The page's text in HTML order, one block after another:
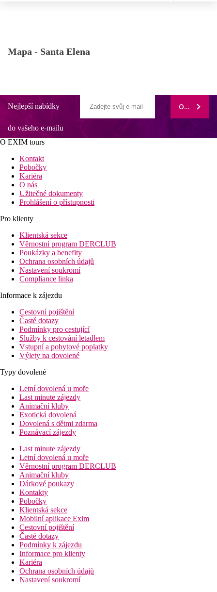
Mapa - Santa Elena
Nejlepší nabídky
do vašeho e-mailu
ODEBÍRAT
O EXIM tours
Kontakt
Pobočky
Kariéra
O nás
Užitečné dokumenty
Prohlášení o přístupnosti
Pro klienty
Klientská sekce
Věrnostní program DERCLUB
Poukázky a benefity
Ochrana osobních údajů
Nastavení soukromí
Compliance linka
Informace k zájezdu
Cestovní pojištění
Časté dotazy
Podmínky pro cestující
Služby k cestování letadlem
Vstupní a pobytové poplatky
Výlety na dovolené
Typy dovolené
Letní dovolená u moře
Last minute zájezdy
Animační kluby
Exotická dovolená
Dovolená s dětmi zdarma
Poznávací zájezdy
Last minute zájezdy
Letní dovolená u moře
Věrnostní program DERCLUB
Animační kluby
Dárkové poukazy
Kontakty
Pobočky
Klientská sekce
Mobilní aplikace Exim
Cestovní pojištění
Časté dotazy
Podmínky k zájezdu
Informace pro klienty
Kariéra
Ochrana osobních údajů
Nastavení soukromí